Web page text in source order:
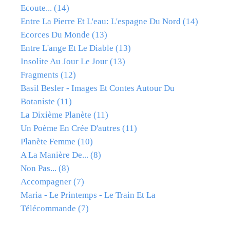
Ecoute... (14)
Entre La Pierre Et L'eau: L'espagne Du Nord (14)
Ecorces Du Monde (13)
Entre L'ange Et Le Diable (13)
Insolite Au Jour Le Jour (13)
Fragments (12)
Basil Besler - Images Et Contes Autour Du
Botaniste (11)
La Dixième Planète (11)
Un Poème En Crée D'autres (11)
Planète Femme (10)
A La Manière De... (8)
Non Pas... (8)
Accompagner (7)
Maria - Le Printemps - Le Train Et La
Télécommande (7)